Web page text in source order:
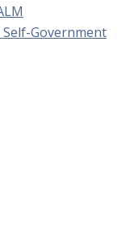
Government